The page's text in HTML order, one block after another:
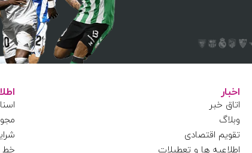
اخبار
اتاق خبر
وبلاگ
تقویم اقتصادی
اطلاعیه ها و تعطیلات
خط